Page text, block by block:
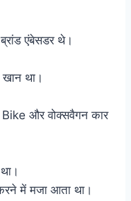
एंबेसडर थे।
था।
और वोक्सवैगन कार
में मजा आता था।